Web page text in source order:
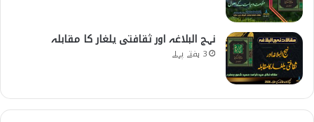
نہج البلاغہ اور ثقافتی یلغار کا مقابلہ
3 ہفتے پہلے